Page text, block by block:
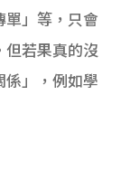
單」等，只會
但若果真的沒
係」，例如學